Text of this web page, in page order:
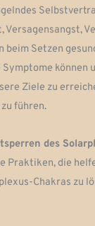
Versagensangst,
beim Setzen
Symptome können
Ziele zu
führen.
des
Praktiken, die
Chakras zu